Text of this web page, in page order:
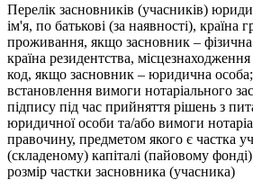
Перелік засновників (учасників)
ім'я, по батькові (за наявності), країна
проживання, якщо засновник –
країна резидентства,
код, якщо засновник – юридична
встановлення вимоги нотаріального
підпису під час прийняття рішень з
юридичної особи та/або вимоги
правочину, предметом якого є частка
(складеному) капіталі (пайовому
розмір частки засновника (учасника)